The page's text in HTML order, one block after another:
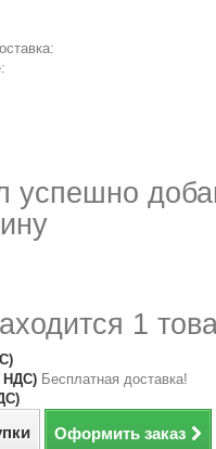
успешно
1
НДС) Бесплатная доставка!
Оформить заказ